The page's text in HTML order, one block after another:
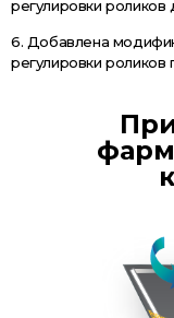
регулировки
6. Добавлена
регулировки